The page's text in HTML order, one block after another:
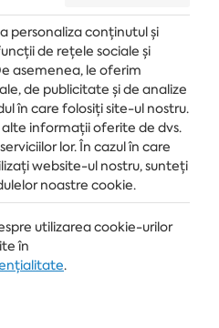
& BARURI
personaliza conținutul și
de rețele sociale și
asemenea, le oferim
de publicitate și de analize
în care folosiți site-ul nostru.
informații oferite de dvs.
lor. În cazul în care
website-ul nostru, sunteți
noastre cookie.
utilizarea cookie-urilor
în
.